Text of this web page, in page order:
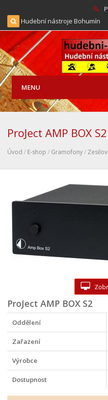
Hudební nástroje Bohumín
MENU
ProJect AMP BOX S2
Úvod / E-shop / Gramofony/
ProJect AMP BOX S2
Oddělení
Zařazení
Výrobce
Dostupnost